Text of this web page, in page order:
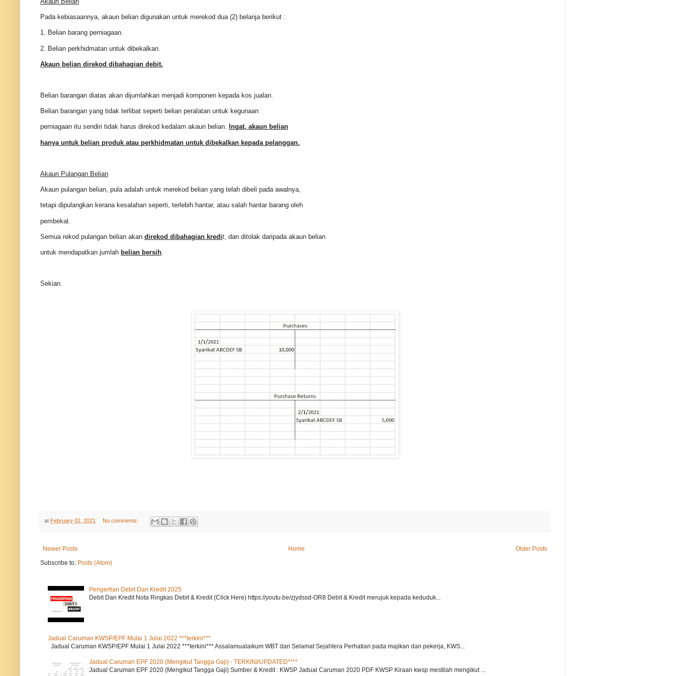
Pada kebiasaannya, akaun belian digunakan untuk merekod dua (2) belanja berikut :
1. Belian barang perniagaan.
2. Belian perkhidmatan untuk dibekalkan.
Akaun belian direkod dibahagian debit.
Belian barangan diatas akan dijumlahkan menjadi komponen kepada kos jualan.
Belian barangan yang tidak terlibat seperti belian peralatan untuk kegunaan
perniagaan itu sendiri tidak harus direkod kedalam akaun belian. Ingat, akaun belian
hanya untuk belian produk atau perkhidmatan untuk dibekalkan kepada pelanggan.
Akaun Pulangan Belian
Akaun pulangan belian, pula adalah untuk merekod belian yang telah dibeli pada awalnya,
tetapi dipulangkan kerana kesalahan seperti, terlebih hantar, atau salah hantar barang oleh
pembekal.
Semua rekod pulangan belian akan direkod dibahagian kredit, dan ditolak daripada akaun belian
untuk mendapatkan jumlah belian bersih
Sekian.
at February 02, 2021 No comments:
Newer Posts Older Posts
Home
Subscribe to: Posts (Atom)
Pengertian Debit Dan Kredit 2025
Debit Dan Kredit Nota Ringkas Debit & Kredit (Click Here) https://youtu.be/zjydssd-OR8 Debit & Kredit merujuk kepada keduduk...
Jadual Caruman KWSP/EPF Mulai 1 Julai 2022 ***terkini***
Jadual Caruman KWSP/EPF Mulai 1 Julai 2022 ***terkini*** Assalamualaikum WBT dan Selamat Sejahtera Perhatian pada majikan dan pekerja, KWS...
Jadual Caruman EPF 2020 (Mengikut Tangga Gaji) - TERKINI/UPDATED****
Jadual Caruman EPF 2020 (Mengikut Tangga Gaji) Sumber & Kredit : KWSP Jadual Caruman 2020 PDF KWSP Kiraan kwsp mestilah mengikut ...